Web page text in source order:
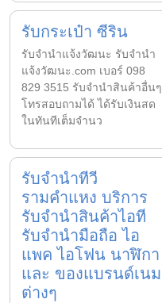
รับกระเป๋า ซีริน
รับจํานําแจ้งวัฒนะ รับจํานํา
แจ้งวัฒนะ.com เบอร์ 098
829 3515 รับจำนำสินค้าอื่นๆ
โทรสอบถามได้ ได้รับเงินสด
ในทันทีเต็มจำนว
รับจำนำทีวี
รามคำแหง บริการ
รับจำนำสินค้าไอที
รับจำนำมือถือ ไอ
แพค ไอโฟน นาฬิกา
และ ของแบรนด์เนม
ต่างๆ